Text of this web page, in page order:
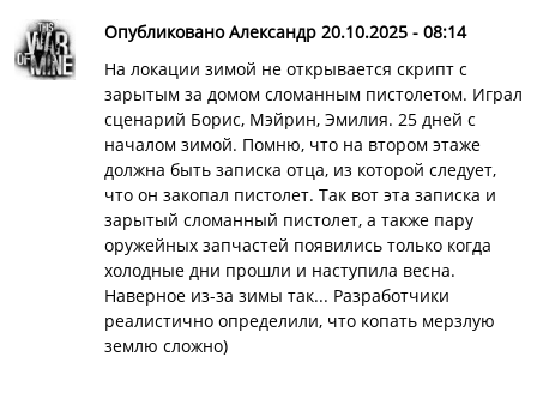
Опубликовано Александр 20.10.2025 - 08:14
На локации зимой не открывается скрипт с
зарытым за домом сломанным пистолетом. Играл
сценарий Борис, Мэйрин, Эмилия. 25 дней с
началом зимой. Помню, что на втором этаже
должна быть записка отца, из которой следует,
что он закопал пистолет. Так вот эта записка и
зарытый сломанный пистолет, а также пару
оружейных запчастей появились только когда
холодные дни прошли и наступила весна.
Наверное из-за зимы так... Разработчики
реалистично определили, что копать мерзлую
землю сложно)